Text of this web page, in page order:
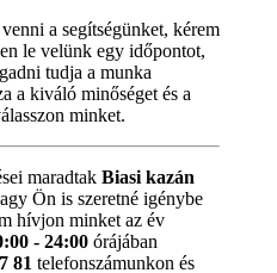
a segítségünket, kérem
le velünk egy időpontot,
tudja a munka
a kiváló minőséget és a
minket.
maradtak Biasi kazán
Ön is szeretné igénybe
hívjon minket az év
- 24:00 órájában
81 telefonszámunkon és